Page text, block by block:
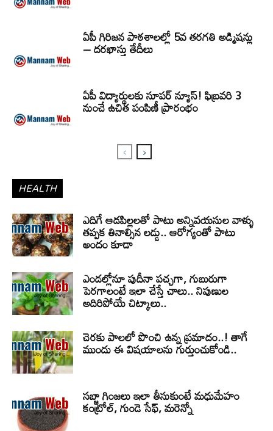
ఏపీ గిరిజన పాఠశాలల్లో 5వ తరగతి అడ్మిషన్లు
– దరఖాస్తు తేదీలు
ఏపీ విద్యార్థులకు సూపర్ న్యూస్! ఫిబ్రవరి 3
నుంచే ఉచిత పంపిణీ ప్రారంభం
HEALTH
ఎదిగే ఆడపిల్లలతో పాటు అన్నివయసుల వాళ్ళు
తప్పక తినాల్సిన లడ్డు.. ఆరోగ్యంతో పాటు
అందం కూడా
ఎండల్లోనూ పుదీనా పచ్చగా, గుబురుగా
పెరగాలంటే ఇలా చేస్తే చాలు.. నిపుణుల
అదిరిపోయే చిట్కాలు..
చెరకు పాలలో పొంచి ఉన్న ప్రమాదం..! తాగే
ముందు ఈ విషయాలను గుర్తుంచుకోండి..
సబ్జా గింజలు ఇలా తీసుకుంటే మధుమేహం
కంట్రోల్, గుండె సేఫ్, మరెన్నో